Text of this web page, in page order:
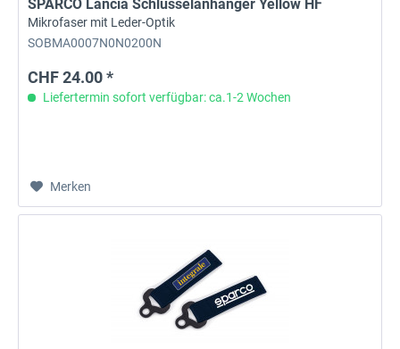
SPARCO Lancia Schlüsselanhänger Yellow HF
Mikrofaser mit Leder-Optik
SOBMA0007N0N0200N
CHF 24.00 *
Liefertermin sofort verfügbar: ca.1-2 Wochen
Merken